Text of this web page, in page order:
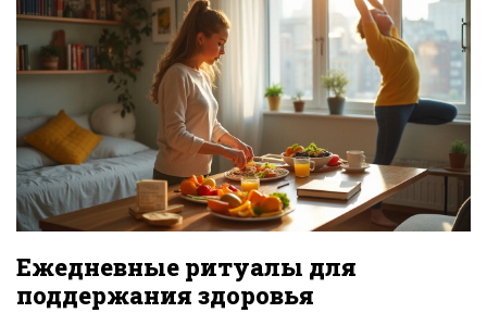
Ежедневные ритуалы для
поддержания здоровья